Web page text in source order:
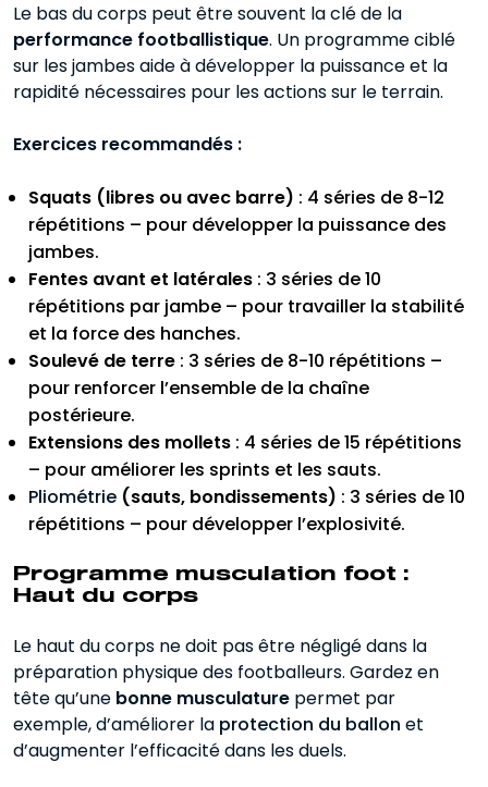
Le bas du corps peut être souvent la clé de la
performance footballistique. Un programme ciblé
sur les jambes aide à développer la puissance et la
rapidité nécessaires pour les actions sur le terrain.
Exercices recommandés :
Squats (libres ou avec barre) : 4 séries de 8-12
répétitions – pour développer la puissance des
jambes.
Fentes avant et latérales : 3 séries de 10
répétitions par jambe – pour travailler la stabilité
et la force des hanches.
Soulevé de terre : 3 séries de 8-10 répétitions –
pour renforcer l’ensemble de la chaîne
postérieure.
Extensions des mollets : 4 séries de 15 répétitions
– pour améliorer les sprints et les sauts.
Pliométrie (sauts, bondissements) : 3 séries de 10
répétitions – pour développer l’explosivité.
Programme musculation foot :
Haut du corps
Le haut du corps ne doit pas être négligé dans la
préparation physique des footballeurs. Gardez en
tête qu’une bonne musculature permet par
exemple, d’améliorer la protection du ballon et
d’augmenter l’efficacité dans les duels.